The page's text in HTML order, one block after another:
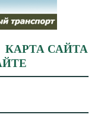
КАРТА САЙТА